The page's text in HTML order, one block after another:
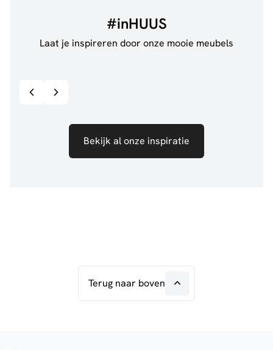
#inHUUS
Laat je inspireren door onze mooie meubels
Bekijk al onze inspiratie
Terug naar boven